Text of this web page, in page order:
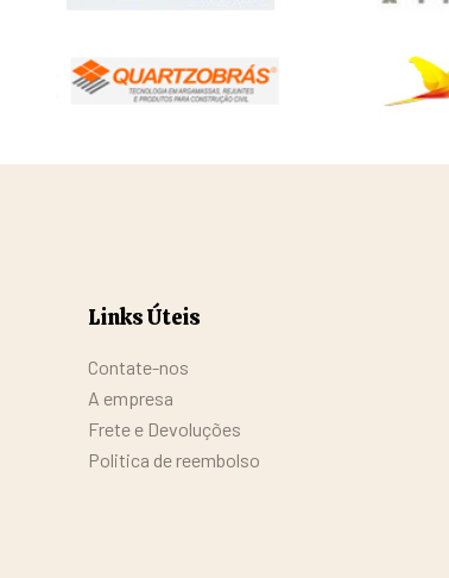
Links Úteis
Contate-nos
A empresa
Frete e Devoluções
Politica de reembolso